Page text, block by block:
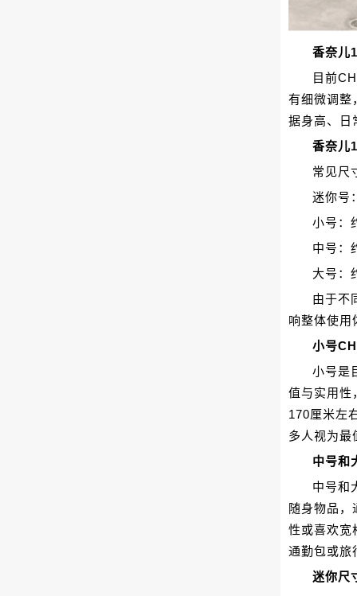
香奈儿
目前
有细微调整
据身高、日
香奈儿
常见尺
迷你号
小号：
中号：
大号：
由于不
响整体使用
小号
小号是
值与实用性
170厘米左
多人视为最
中号和
中号和
随身物品
性或喜欢宽
通勤包或旅
迷你尺